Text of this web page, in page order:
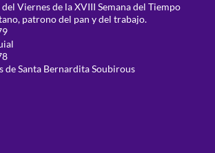
Viernes de la XVIII Semana del Tiempo
patrono del pan y del trabajo.
de Santa Bernardita Soubirous